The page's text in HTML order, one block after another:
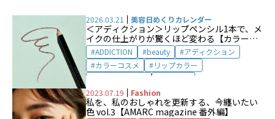
2026.03.21 美容日めくりカレンダー
＜アディクション＞リップペンシル1本で、メ
イクの仕上がりが驚くほど変わる【カラーコ
スメ】
ADDICTION beauty
アディクション
カラーコスメ
リップカラー
春コスメ
2023.07.19
Fashion
私を、私のおしゃれを更新する、今纏いたい
色 vol.3【AMARC magazine 番外編】